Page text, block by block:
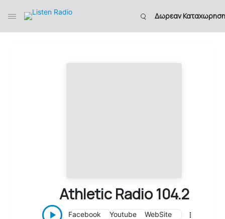
Δωρεαν
Athletic Radio 104.2
Facebook Youtube WebSite